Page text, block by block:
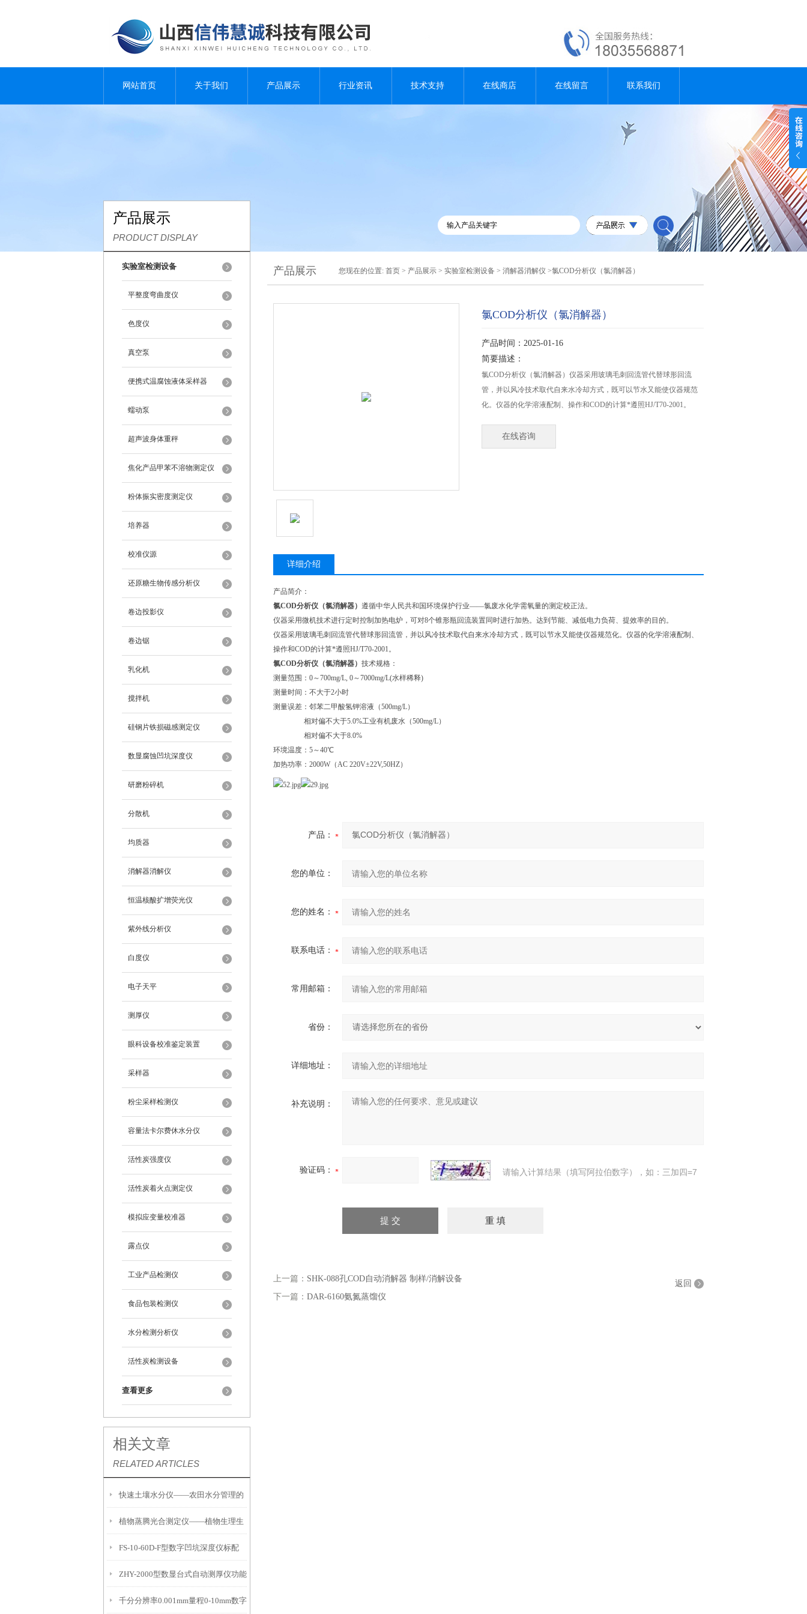
网站首页 关于我们 产品展示 行业资讯 技术支持 在线商店 在线留言 联系我们
产品展示
PRODUCT DISPLAY
实验室检测设备
平整度弯曲度仪
色度仪
真空泵
便携式温腐蚀液体采样器
蠕动泵
超声波身体重秤
焦化产品甲苯不溶物测定仪
粉体振实密度测定仪
培养器
校准仪源
还原糖生物传感分析仪
卷边投影仪
卷边锯
乳化机
搅拌机
硅钢片铁损磁感测定仪
数显腐蚀凹坑深度仪
研磨粉碎机
分散机
均质器
消解器消解仪
恒温核酸扩增荧光仪
紫外线分析仪
白度仪
电子天平
测厚仪
眼科设备校准鉴定装置
采样器
粉尘采样检测仪
容量法卡尔费休水分仪
活性炭强度仪
活性炭着火点测定仪
模拟应变量校准器
露点仪
工业产品检测仪
食品包装检测仪
水分检测分析仪
活性炭检测设备
查看更多
相关文章
RELATED ARTICLES
快速土壤水分仪——农田水分管理的
便携式检测工具
植物蒸腾光合测定仪——植物生理生
态的实时监测设备
FS-10-60D-F型数字凹坑深度仪标配
IP54级表头分辨率0.01mm量程
10mm！
ZHY-2000型数显台式自动测厚仪功能
特点
千分分辨率0.001mm量程0-10mm数字
产品展示 您现在的位置: 首页 > 产品展示 > 实验室检测设备 > 消解器消解仪 >氯COD分析仪（氯消解器）
氯COD分析仪（氯消解器）
产品时间：2025-01-16
简要描述：
氯COD分析仪（氯消解器）仪器采用玻璃毛刺回流管代替球形回流
管，并以风冷技术取代自来水冷却方式，既可以节水又能使仪器规范
化。仪器的化学溶液配制、操作和COD的计算*遵照HJ/T70-2001。
在线咨询
详细介绍
产品简介：
氯COD分析仪（氯消解器） 遵循中华人民共和国环境保护行业——氯废水化学需氧量的测定校正法。
仪器采用微机技术进行定时控制加热电炉，可对8个锥形瓶回流装置同时进行加热。达到节能、减低电力负荷、提效率的目的。
仪器采用玻璃毛刺回流管代替球形回流管，并以风冷技术取代自来水冷却方式，既可以节水又能使仪器规范化。仪器的化学溶液配制、
操作和COD的计算*遵照HJ/T70-2001。
氯COD分析仪（氯消解器） 技术规格：
测量范围：0～700mg/L, 0～7000mg/L(水样稀释)
测量时间：不大于2小时
测量误差：邻苯二甲酸氢钾溶液（500mg/L）
相对偏不大于5.0%工业有机废水（500mg/L）
相对偏不大于8.0%
环境温度：5～40℃
加热功率：2000W（AC 220V±22V,50HZ）
产品：
您的单位：
您的姓名：
联系电话：
常用邮箱：
省份：
详细地址：
补充说明：
验证码： 请输入计算结果（填写阿拉伯数字），如：三加四=7
上一篇： SHK-088孔COD自动消解器 制样/消解设备
下一篇： DAR-6160氨氮蒸馏仪
返回